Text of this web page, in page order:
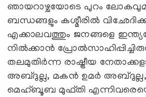
ഞായറാഴ്ചയോടെ പുറം
ബന്ധങ്ങളും കശ്മീരില്‍
എക്കാലവത്തും ജനങ്ങളെ
നില്‍ക്കാന്‍
തലമുതിര്‍ന്ന രാഷ്ട്രീയ
അബ്ദുല്ല, മകന്‍ ഉമര്‍ അബ്ദുല്ല,
മെഹ്ബൂബ മുഫ്തി